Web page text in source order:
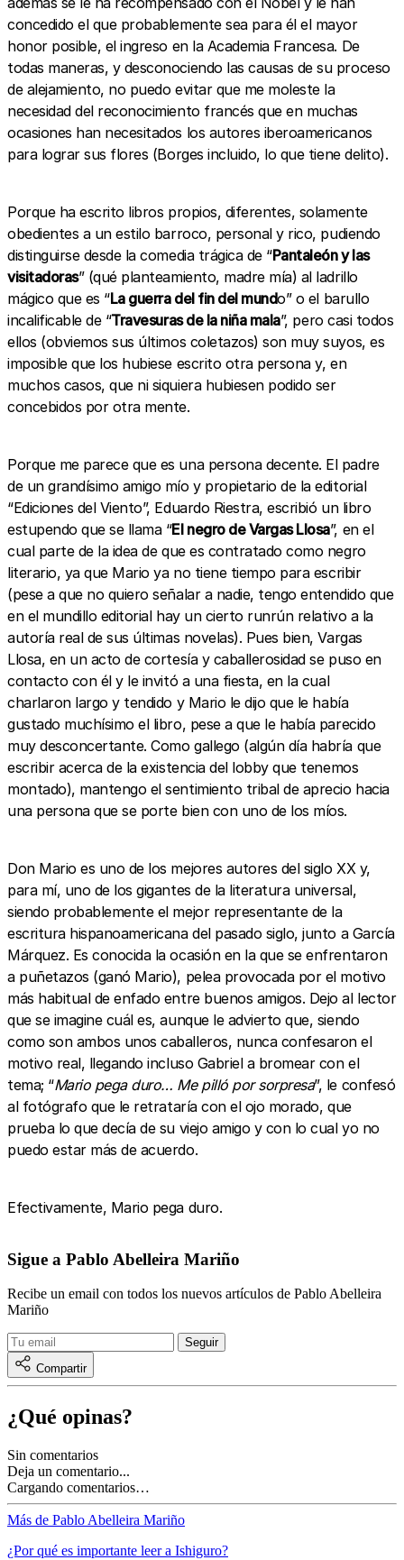
concedido el que probablemente sea para él el mayor
honor posible, el ingreso en la Academia Francesa. De
todas maneras, y desconociendo las causas de su proceso
de alejamiento, no puedo evitar que me moleste la
necesidad del reconocimiento francés que en muchas
ocasiones han necesitados los autores iberoamericanos
para lograr sus flores (Borges incluido, lo que tiene delito).
Porque ha escrito libros propios, diferentes, solamente
obedientes a un estilo barroco, personal y rico, pudiendo
distinguirse desde la comedia trágica de “Pantaleón y las
visitadoras” (qué planteamiento, madre mía) al ladrillo
mágico que es “La guerra del fin del mundo” o el barullo
incalificable de “Travesuras de la niña mala”, pero casi todos
ellos (obviemos sus últimos coletazos) son muy suyos, es
imposible que los hubiese escrito otra persona y, en
muchos casos, que ni siquiera hubiesen podido ser
concebidos por otra mente.
Porque me parece que es una persona decente. El padre
de un grandísimo amigo mío y propietario de la editorial
“Ediciones del Viento”, Eduardo Riestra, escribió un libro
estupendo que se llama “El negro de Vargas Llosa”, en el
cual parte de la idea de que es contratado como negro
literario, ya que Mario ya no tiene tiempo para escribir
(pese a que no quiero señalar a nadie, tengo entendido que
en el mundillo editorial hay un cierto runrún relativo a la
autoría real de sus últimas novelas). Pues bien, Vargas
Llosa, en un acto de cortesía y caballerosidad se puso en
contacto con él y le invitó a una fiesta, en la cual
charlaron largo y tendido y Mario le dijo que le había
gustado muchísimo el libro, pese a que le había parecido
muy desconcertante. Como gallego (algún día habría que
escribir acerca de la existencia del lobby que tenemos
montado), mantengo el sentimiento tribal de aprecio hacia
una persona que se porte bien con uno de los míos.
Don Mario es uno de los mejores autores del siglo XX y,
para mí, uno de los gigantes de la literatura universal,
siendo probablemente el mejor representante de la
escritura hispanoamericana del pasado siglo, junto a García
Márquez. Es conocida la ocasión en la que se enfrentaron
a puñetazos (ganó Mario), pelea provocada por el motivo
más habitual de enfado entre buenos amigos. Dejo al lector
que se imagine cuál es, aunque le advierto que, siendo
como son ambos unos caballeros, nunca confesaron el
motivo real, llegando incluso Gabriel a bromear con el
tema; “Mario pega duro… Me pilló por sorpresa”, le confesó
al fotógrafo que le retrataría con el ojo morado, que
prueba lo que decía de su viejo amigo y con lo cual yo no
puedo estar más de acuerdo.
Efectivamente, Mario pega duro.
Sigue a Pablo Abelleira Mariño
Recibe un email con todos los nuevos artículos de Pablo Abelleira
Mariño
Compartir
¿Qué opinas?
Sin comentarios
Deja un comentario...
Cargando comentarios…
Más de Pablo Abelleira Mariño
¿Por qué es importante leer a Ishiguro?